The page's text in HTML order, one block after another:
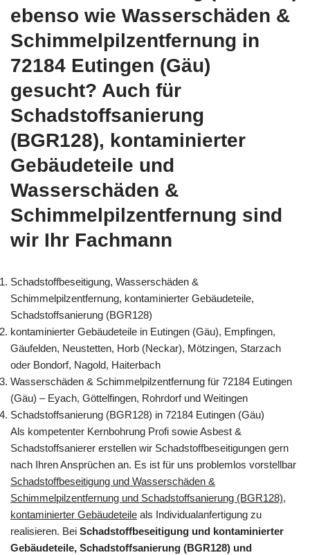
ebenso wie Wasserschäden &
Schimmelpilzentfernung in
72184 Eutingen (Gäu)
gesucht? Auch für
Schadstoffsanierung
(BGR128), kontaminierter
Gebäudeteile und
Wasserschäden &
Schimmelpilzentfernung sind
wir Ihr Fachmann
Schadstoffbeseitigung, Wasserschäden &
Schimmelpilzentfernung, kontaminierter Gebäudeteile,
Schadstoffsanierung (BGR128)
kontaminierter Gebäudeteile in Eutingen (Gäu), Empfingen,
Gäufelden, Neustetten, Horb (Neckar), Mötzingen, Starzach
oder Bondorf, Nagold, Haiterbach
Wasserschäden & Schimmelpilzentfernung für 72184 Eutingen
(Gäu) – Eyach, Göttelfingen, Rohrdorf und Weitingen
Schadstoffsanierung (BGR128) in 72184 Eutingen (Gäu)
Als kompetenter Kernbohrung Profi sowie Asbest &
Schadstoffsanierer erstellen wir Schadstoffbeseitigungen gern
nach Ihren Ansprüchen an. Es ist für uns problemlos vorstellbar
Schadstoffbeseitigung und Wasserschäden &
Schimmelpilzentfernung und Schadstoffsanierung (BGR128),
kontaminierter Gebäudeteile als Individualanfertigung zu
realisieren. Bei Schadstoffbeseitigung und kontaminierter
Gebäudeteile, Schadstoffsanierung (BGR128) und